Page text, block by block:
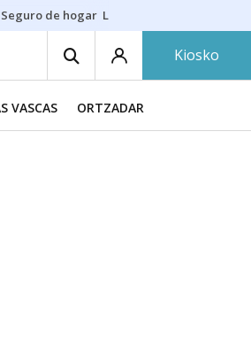
Seguro de hogar Lío Athletic-Osasuna
Kiosko
VASCAS ORTZADAR